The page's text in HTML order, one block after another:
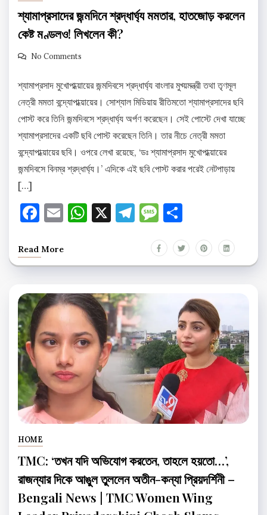
শ্যামাপ্রসাদের জন্মদিনে শ্রদ্ধার্ঘ্য মমতার, হাতজোড় করলেন
কেষ্ট মণ্ডলও! লিখলেন কী?
No Comments
শ্যামাপ্রসাদ মুখোপাধ্য়ায়ের জন্মদিবসে শ্রদ্ধার্ঘ্য বাংলার মুখ্য়মন্ত্রী তথা তৃণমূল
নেত্রী মমতা বন্দ্যোপাধ্য়ায়ের। সোশ্যাল মিডিয়ায় রীতিমতো শ্যামাপ্রসাদের ছবি
পোস্ট করে তিনি জন্মদিবসে শ্রদ্ধার্ঘ্য অর্পণ করেছেন। সেই পোস্টে দেখা যাচ্ছে
শ্যামাপ্রসাদের একটি ছবি পোস্ট করেছেন তিনি। তার নীচে নেত্রী মমতা
বন্দ্যোপাধ্য়ায়ের ছবি। ওপরে লেখা রয়েছে, ‘ডঃ শ্যামাপ্রসাদ মুখোপাধ্য়ায়ের
জন্মদিবসে বিনম্র শ্রদ্ধার্ঘ্য।’ এদিকে এই ছবি পোস্ট করার পরেই নেটপাড়ায়
[…]
Facebook
EmailWhatsApp
X Telegram
Message
Read More
HOME
TMC: ‘তখন যদি অভিযোগ করতেন, তাহলে হয়তো…’,
রাজন্যার দিকে আঙুল তুললেন অতীন-কন্যা প্রিয়দর্শিনী –
Bengali News | TMC Women Wing